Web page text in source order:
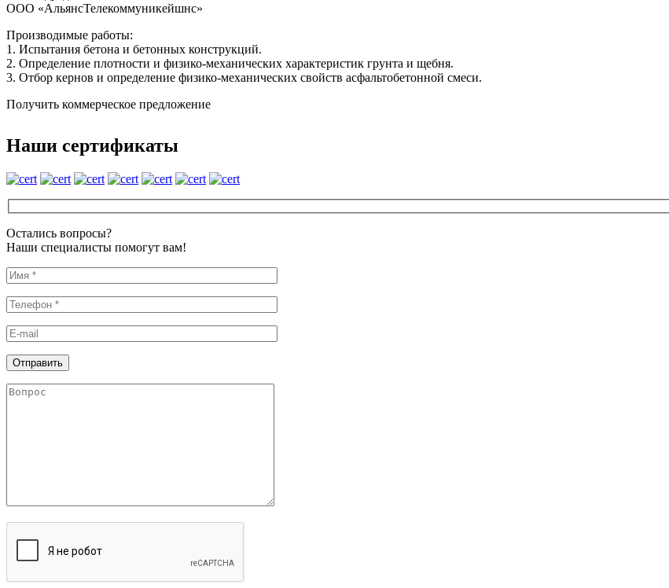
ООО «АльянсТелекоммуникейшнс»
Производимые работы:
1. Испытания бетона и бетонных конструкций.
2. Определение плотности и физико-механических характеристик грунта и щебня.
3. Отбор кернов и определение физико-механических свойств асфальтобетонной смеси.
Получить коммерческое предложение
Наши сертификаты
Остались вопросы?
Наши специалисты помогут вам!